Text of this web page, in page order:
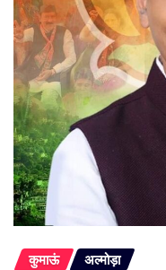
कुमाऊं अल्मोड़ा